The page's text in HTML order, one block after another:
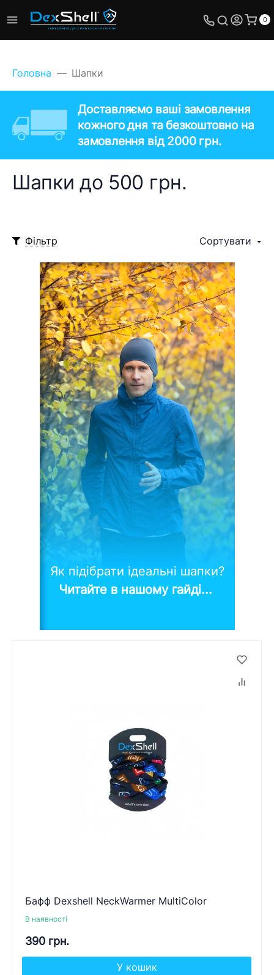
0
Головна Шапки
Доставляємо ваші замовлення
кожного дня та безкоштовно на
замовлення від 2000 грн.
Шапки до 500 грн.
Фільтр Сортувати
Як підібрати ідеальні шапки?
Читайте в нашому гайді...
Бафф Dexshell NeckWarmer MultiColor
В наявності
390 грн.
У кошик